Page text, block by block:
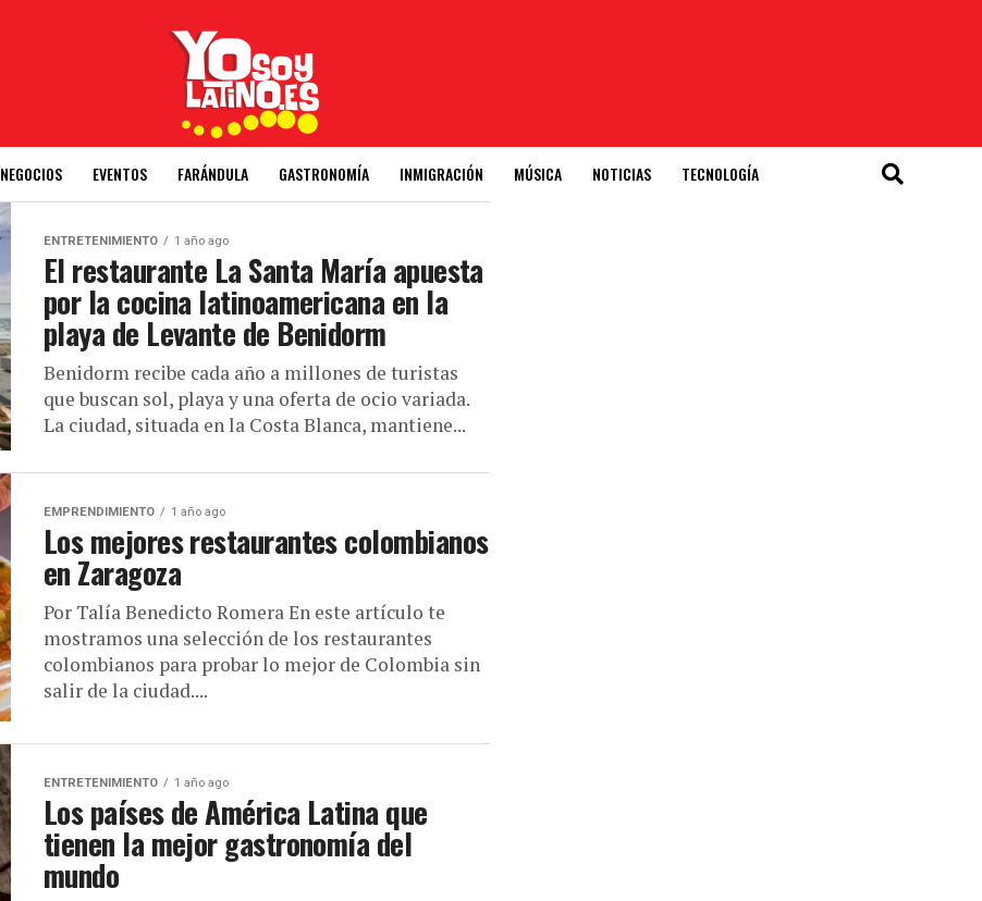
NEGOCIOS EVENTOS FARÁNDULA GASTRONOMÍA INMIGRACIÓN MÚSICA NOTICIAS TECNOLOGÍA
ENTRETENIMIENTO 1 año ago
El restaurante La Santa María apuesta
por la cocina latinoamericana en la
playa de Levante de Benidorm
Benidorm recibe cada año a millones de turistas
que buscan sol, playa y una oferta de ocio variada.
La ciudad, situada en la Costa Blanca, mantiene...
EMPRENDIMIENTO 1 año ago
Los mejores restaurantes colombianos
en Zaragoza
Por Talía Benedicto Romera En este artículo te
mostramos una selección de los restaurantes
colombianos para probar lo mejor de Colombia sin
salir de la ciudad....
ENTRETENIMIENTO 1 año ago
Los países de América Latina que
tienen la mejor gastronomía del
mundo